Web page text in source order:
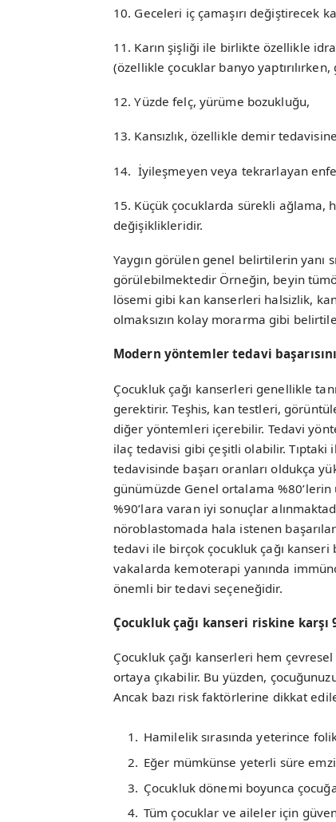
10. Geceleri iç çamaşırı değiştirecek
11. Karın şişliği ile birlikte özellikle
(özellikle çocuklar banyo
12. Yüzde felç, yürüme bozukluğu,
13. Kansızlık, özellikle demir
14. İyileşmeyen veya tekrarlayan
15. Küçük çocuklarda sürekli ağlama,
değişiklikleridir.
Yaygın görülen genel belirtilerin yanı
görülebilmektedir Örneğin, beyin
lösemi gibi kan kanserleri halsizlik,
olmaksızın kolay morarma gibi
Modern yöntemler tedavi
Çocukluk çağı kanserleri genellikle
gerektirir. Teşhis, kan testleri,
diğer yöntemleri içerebilir. Tedavi
ilaç tedavisi gibi çeşitli olabilir.
tedavisinde başarı oranları oldukça
günümüzde Genel ortalama
%90’lara varan iyi sonuçlar
nöroblastomada hala istenen
tedavi ile birçok çocukluk çağı
vakalarda kemoterapi yanında
önemli bir tedavi seçeneğidir.
Çocukluk çağı kanseri riskine karşı
Çocukluk çağı kanserleri hem
ortaya çıkabilir. Bu yüzden,
Ancak bazı risk faktörlerine dikkat
Hamilelik sırasında yeterince
Eğer mümkünse yeterli süre
Çocukluk dönemi boyunca
Tüm çocuklar ve aileler için